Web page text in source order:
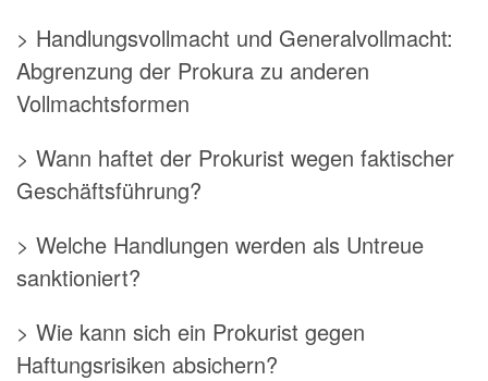
> Handlungsvollmacht und Generalvollmacht:
Abgrenzung der Prokura zu anderen
Vollmachtsformen
> Wann haftet der Prokurist wegen faktischer
Geschäftsführung?
> Welche Handlungen werden als Untreue
sanktioniert?
> Wie kann sich ein Prokurist gegen
Haftungsrisiken absichern?